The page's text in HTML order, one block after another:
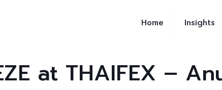
Home Insights
at THAIFEX –